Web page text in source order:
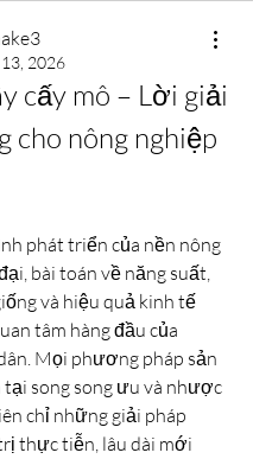
2026
cấy mô – Lời giải
cho nông nghiệp
phát triển của nền nông
bài toán về năng suất,
và hiệu quả kinh tế
tâm hàng đầu của
Mọi phương pháp sản
song song ưu và nhược
chỉ những giải pháp
thực tiễn, lâu dài mới